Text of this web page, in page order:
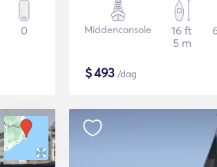
0 Middenconsole
16 ft
5 m
$493 /dag